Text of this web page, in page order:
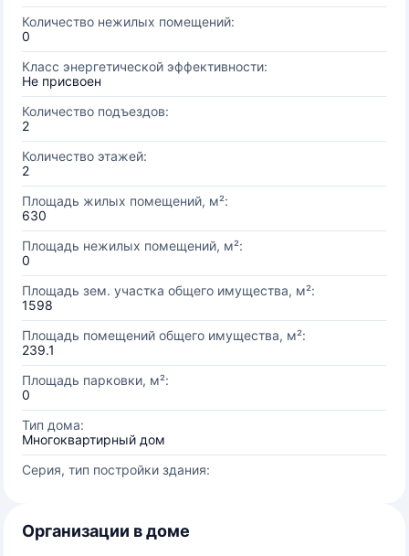
Количество нежилых помещений:
0
Класс энергетической эффективности:
Не присвоен
Количество подъездов:
2
Количество этажей:
2
Площадь жилых помещений, м²:
630
Площадь нежилых помещений, м²:
0
Площадь зем. участка общего имущества, м²:
1598
Площадь помещений общего имущества, м²:
239.1
Площадь парковки, м²:
0
Тип дома:
Многоквартирный дом
Серия, тип постройки здания:
Организации в доме